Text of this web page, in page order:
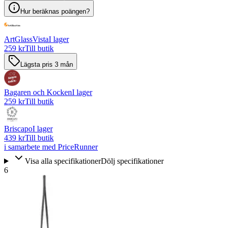
Hur beräknas poängen?
ArtGlassVistaI lager
259 krTill butik
Lägsta pris 3 mån
Bagaren och KockenI lager
259 krTill butik
BriscapoI lager
439 krTill butik
i samarbete med PriceRunner
Visa alla specifikationerDölj specifikationer
6